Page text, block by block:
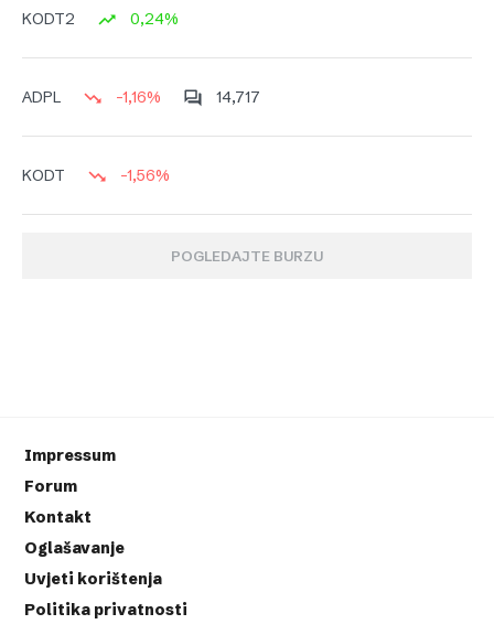
KODT2 0,24%
ADPL -1,16% 14,717
KODT -1,56%
POGLEDAJTE BURZU
Impressum
Forum
Kontakt
Oglašavanje
Uvjeti korištenja
Politika privatnosti